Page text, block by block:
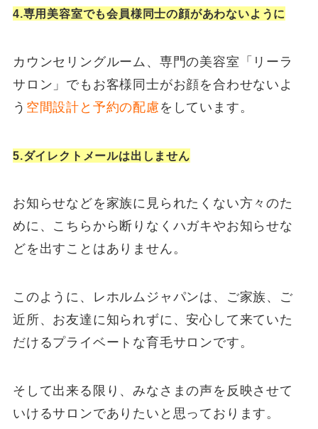
4.専用美容室でも会員様同士の顔があわないように
カウンセリングルーム、専門の美容室「リーラ
サロン」でもお客様同士がお顔を合わせないよ
う 空間設計と予約の配慮 をしています。
5.ダイレクトメールは出しません
お知らせなどを家族に見られたくない方々のた
めに、こちらから断りなくハガキやお知らせな
どを出すことはありません。
このように、レホルムジャパンは、ご家族、ご
近所、お友達に知られずに、安心して来ていた
だけるプライベートな育毛サロンです。
そして出来る限り、みなさまの声を反映させて
いけるサロンでありたいと思っております。